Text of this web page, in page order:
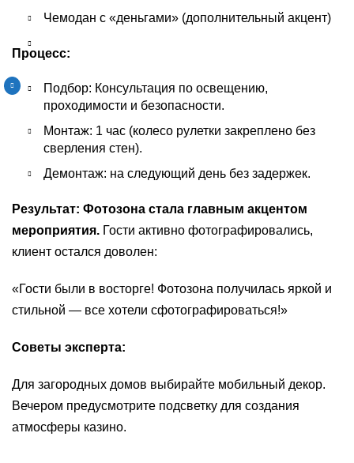
Чемодан с «деньгами» (дополнительный акцент)
Процесс:
Подбор: Консультация по освещению,
проходимости и безопасности.
Монтаж: 1 час (колесо рулетки закреплено без
сверления стен).
Демонтаж: на следующий день без задержек.
Результат: Фотозона стала главным акцентом
мероприятия. Гости активно фотографировались,
клиент остался доволен:
«Гости были в восторге! Фотозона получилась яркой и
стильной — все хотели сфотографироваться!»
Советы эксперта:
Для загородных домов выбирайте мобильный декор.
Вечером предусмотрите подсветку для создания
атмосферы казино.